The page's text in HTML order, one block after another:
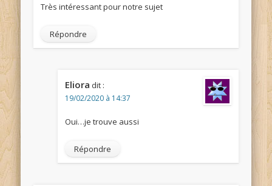
Très intéressant pour notre sujet
Répondre
Eliora dit :
19/02/2020 à 14:37
Oui…je trouve aussi
Répondre